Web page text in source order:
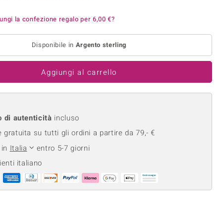
Anelli in Misura 29
Creation Novità
Gioielli in più varianti
Onice
Rodolite
Tormalina
la confezione regalo per 6,00 €?
Disponibile in Argento sterling
Aggiungi al carrello
di autenticità incluso
gratuita su tutti gli ordini a partire da 79,- €
Italia
entro 5-7 giorni
italiano